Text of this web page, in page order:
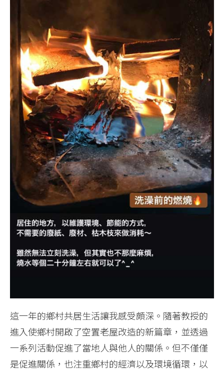
這一年的鄉村共居生活讓我感受頗深。隨著教授的
進入使鄉村開啟了空置老屋改造的新篇章，並透過
一系列活動促進了當地人與他人的關係。但不僅僅
是促進關係，也注重鄉村的經濟以及環境循環，以